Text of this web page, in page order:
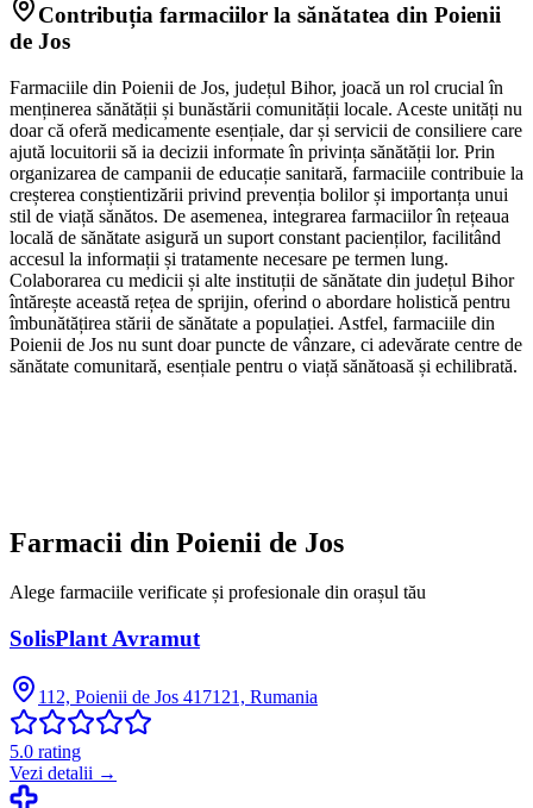
Contribuția farmaciilor la sănătatea din Poienii
de Jos
Farmaciile din Poienii de Jos, județul Bihor, joacă un rol crucial în
menținerea sănătății și bunăstării comunității locale. Aceste unități nu
doar că oferă medicamente esențiale, dar și servicii de consiliere care
ajută locuitorii să ia decizii informate în privința sănătății lor. Prin
organizarea de campanii de educație sanitară, farmaciile contribuie la
creșterea conștientizării privind prevenția bolilor și importanța unui
stil de viață sănătos. De asemenea, integrarea farmaciilor în rețeaua
locală de sănătate asigură un suport constant pacienților, facilitând
accesul la informații și tratamente necesare pe termen lung.
Colaborarea cu medicii și alte instituții de sănătate din județul Bihor
întărește această rețea de sprijin, oferind o abordare holistică pentru
îmbunătățirea stării de sănătate a populației. Astfel, farmaciile din
Poienii de Jos nu sunt doar puncte de vânzare, ci adevărate centre de
sănătate comunitară, esențiale pentru o viață sănătoasă și echilibrată.
Farmacii din Poienii de Jos
Alege farmaciile verificate și profesionale din orașul tău
SolisPlant Avramut
112, Poienii de Jos 417121, Rumania
5.0 rating
Vezi detalii →